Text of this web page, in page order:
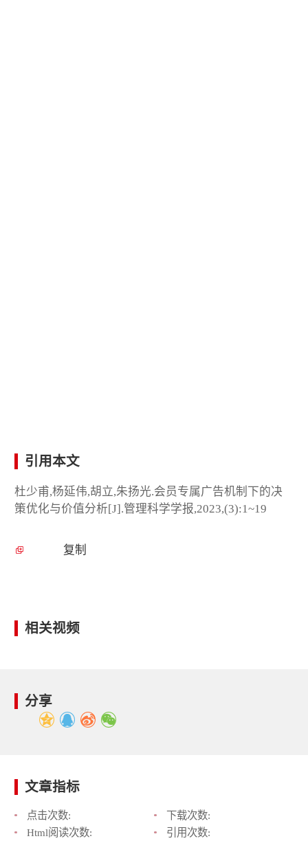
引用本文
杜少甫,杨延伟,胡立,朱扬光.会员专属广告机制下的决
策优化与价值分析[J].管理科学学报,2023,(3):1~19
复制
相关视频
分享
文章指标
点击次数:
下载次数:
Html阅读次数:
引用次数: